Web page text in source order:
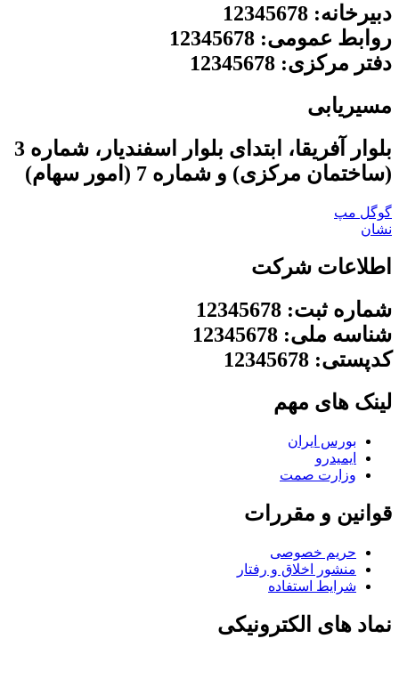
دبیرخانه: 12345678
روابط عمومی: 12345678
دفتر مرکزی: 12345678
مسیریابی
بلوار آفریقا، ابتدای بلوار اسفندیار، شماره 3
(ساختمان مرکزی) و شماره 7 (امور سهام)
گوگل مپ
نشان
اطلاعات شرکت
شماره ثبت: 12345678
شناسه ملی: 12345678
کدپستی: 12345678
لینک های مهم
بورس ایران
ایمیدرو
وزارت صمت
قوانین و مقررات
حریم خصوصی
منشور اخلاق و رفتار
شرایط استفاده
نماد های الکترونیکی